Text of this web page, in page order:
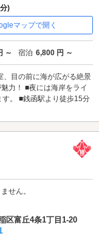
)
マップで開く
～ 宿泊 6,800 円 ～
、目の前に海が広がる絶景
力！ ■夜には海岸をライ
す。 ■銭函駅より徒歩15分
せん。
区富丘4条1丁目1-20